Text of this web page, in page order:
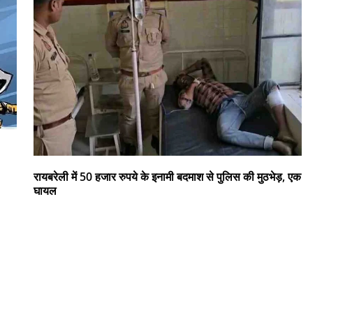
रायबरेली में 50 हजार रुपये के इनामी बदमाश से पुलिस की मुठभेड़, एक
घायल